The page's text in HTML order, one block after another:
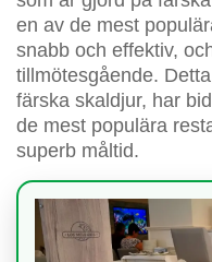
en av de mest
snabb och effektiv,
tillmötesgående.
färska skaldjur, har
de mest populära
superb måltid.